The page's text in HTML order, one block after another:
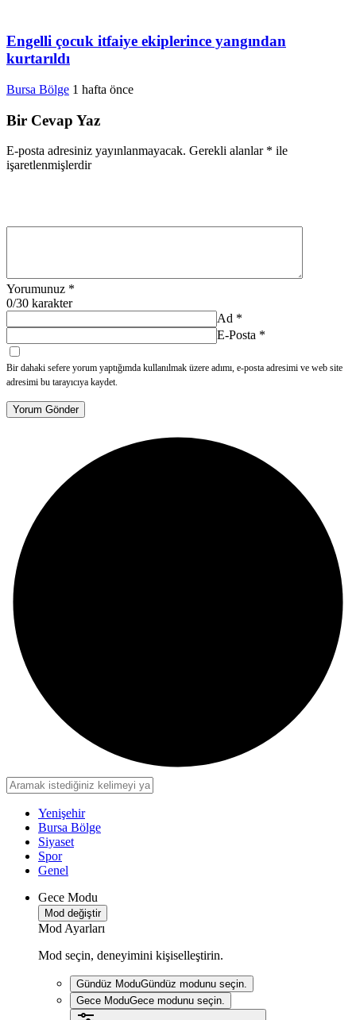
Engelli çocuk itfaiye ekiplerince yangından
kurtarıldı
Bursa Bölge 1 hafta önce
Bir Cevap Yaz
E-posta adresiniz yayınlanmayacak. Gerekli alanlar * ile
işaretlenmişlerdir
Yorumunuz *
0/30 karakter
Ad *
E-Posta *
Bir dahaki sefere yorum yaptığımda kullanılmak üzere adımı, e-posta adresimi ve web site
adresimi bu tarayıcıya kaydet.
Yorum Gönder
Yenişehir
Bursa Bölge
Siyaset
Spor
Genel
Gece Modu
Mod değiştir
Mod Ayarları
Mod seçin, deneyimini kişiselleştirin.
Gündüz ModuGündüz modunu seçin.
Gece ModuGece modunu seçin.